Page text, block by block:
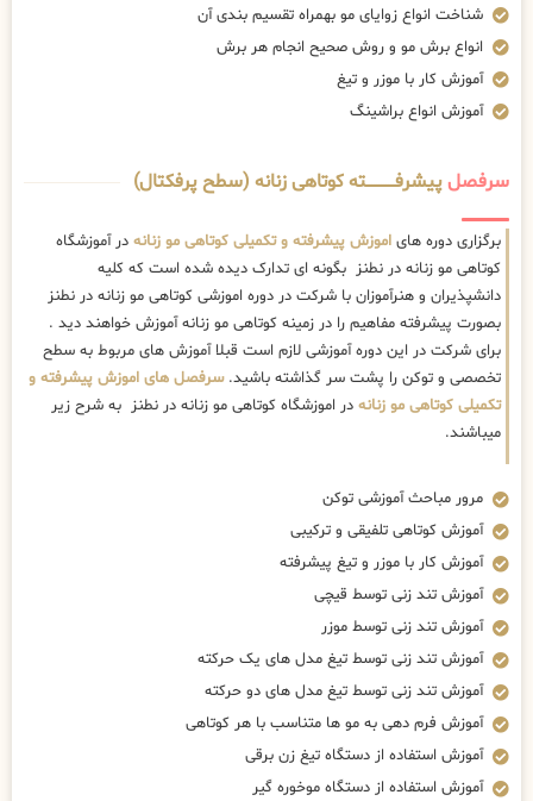
شناخت انواع زوایای مو بهمراه تقسیم بندی آن
انواع برش مو و روش صحیح انجام هر برش
آموزش کار با موزر و تیغ
آموزش انواع براشینگ
سرفصلپیشرفــــــــــــته کوتاهی زنانه (سطح پرفکتال)
برگزاری دوره های اموزش پیشرفته و تکمیلی کوتاهی مو زنانه در آموزشگاه
کوتاهی مو زنانه در نطنز بگونه ای تدارک دیده شده است که کلیه
دانشپذیران و هنرآموزان با شرکت در دوره اموزشی کوتاهی مو زنانه در نطنز
بصورت پیشرفته مفاهیم را در زمینه کوتاهی مو زنانه آموزش خواهند دید .
برای شرکت در این دوره آموزشی لازم است قبلا آموزش های مربوط به سطح
تخصصی و توکن را پشت سر گذاشته باشید.سرفصل های اموزش پیشرفته و
تکمیلی کوتاهی مو زنانه در اموزشگاه کوتاهی مو زنانه در نطنز به شرح زیر
میباشند.
مرور مباحث آموزشی توکن
آموزش کوتاهی تلفیقی و ترکیبی
آموزش کار با موزر و تیغ پیشرفته
آموزش تند زنی توسط قیچی
آموزش تند زنی توسط موزر
آموزش تند زنی توسط تیغ مدل های یک حرکته
آموزش تند زنی توسط تیغ مدل های دو حرکته
آموزش فرم دهی به مو ها متناسب با هر کوتاهی
آموزش استفاده از دستگاه تیغ زن برقی
آموزش استفاده از دستگاه موخوره گیر